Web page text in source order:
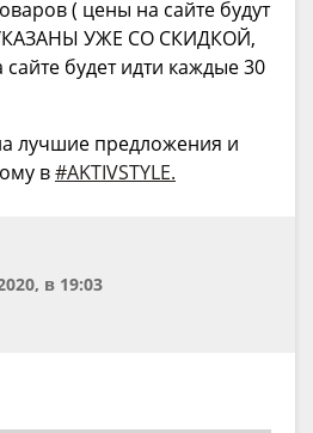
( цены на сайте будут
УЖЕ СО СКИДКОЙ,
будет идти каждые 30
лучшие предложения и
в#AKTIVSTYLE.
в 19:03